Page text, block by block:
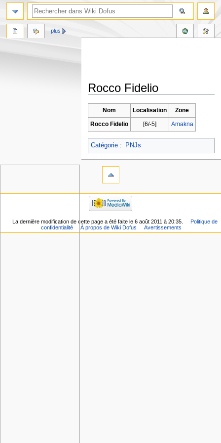
Rocco Fidelio
à
la
à
la
Nom Localisation
Zone
Rocco Fidelio
[6/-5] Amakna
Catégorie: PNJs
plus
La dernière modification de cette page a été faite le 6 août 2011 à 20:35.
Politique de
confidentialité
À propos de Wiki Dofus Avertissements